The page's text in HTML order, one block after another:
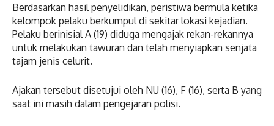
Berdasarkan hasil penyelidikan, peristiwa bermula ketika
kelompok pelaku berkumpul di sekitar lokasi kejadian.
Pelaku berinisial A (19) diduga mengajak rekan-rekannya
untuk melakukan tawuran dan telah menyiapkan senjata
tajam jenis celurit.
Ajakan tersebut disetujui oleh NU (16), F (16), serta B yang
saat ini masih dalam pengejaran polisi.